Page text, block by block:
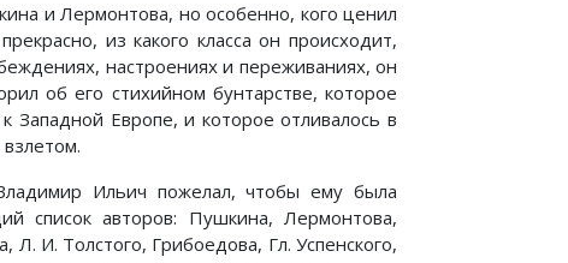
и Лермонтова, но особенно, кого ценил
из какого класса он происходит,
настроениях и переживаниях, он
об его стихийном бунтарстве, которое
Европе, и которое отливалось в
Ильич пожелал, чтобы ему была
список авторов: Пушкина, Лермонтова,
Л. И. Толстого, Грибоедова, Гл. Успенского,